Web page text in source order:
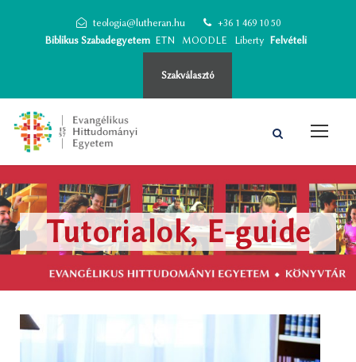
teologia@lutheran.hu
+36 1 469 10 50
Biblikus Szabadegyetem ETN MOODLE Liberty Felvételi
Szakválasztó
Tutorialok, E-guide